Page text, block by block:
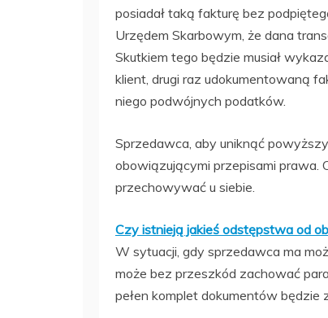
posiadał taką fakturę bez
Urzędem Skarbowym, że dana
Skutkiem tego będzie musiał
klient, drugi raz udokumentowaną
niego podwójnych podatków.
Sprzedawca, aby uniknąć
obowiązującymi przepisami prawa.
przechowywać u siebie.
Czy istnieją jakieś odstępstwa od
W sytuacji, gdy sprzedawca ma
może bez przeszkód zachować
pełen komplet dokumentów będzie